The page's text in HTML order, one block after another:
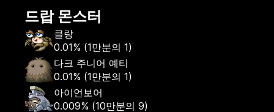
드랍 몬스터
클랑
0.01% (1만분의 1)
다크 주니어 예티
0.01% (1만분의 1)
아이언보어
0.009% (10만분의 9)